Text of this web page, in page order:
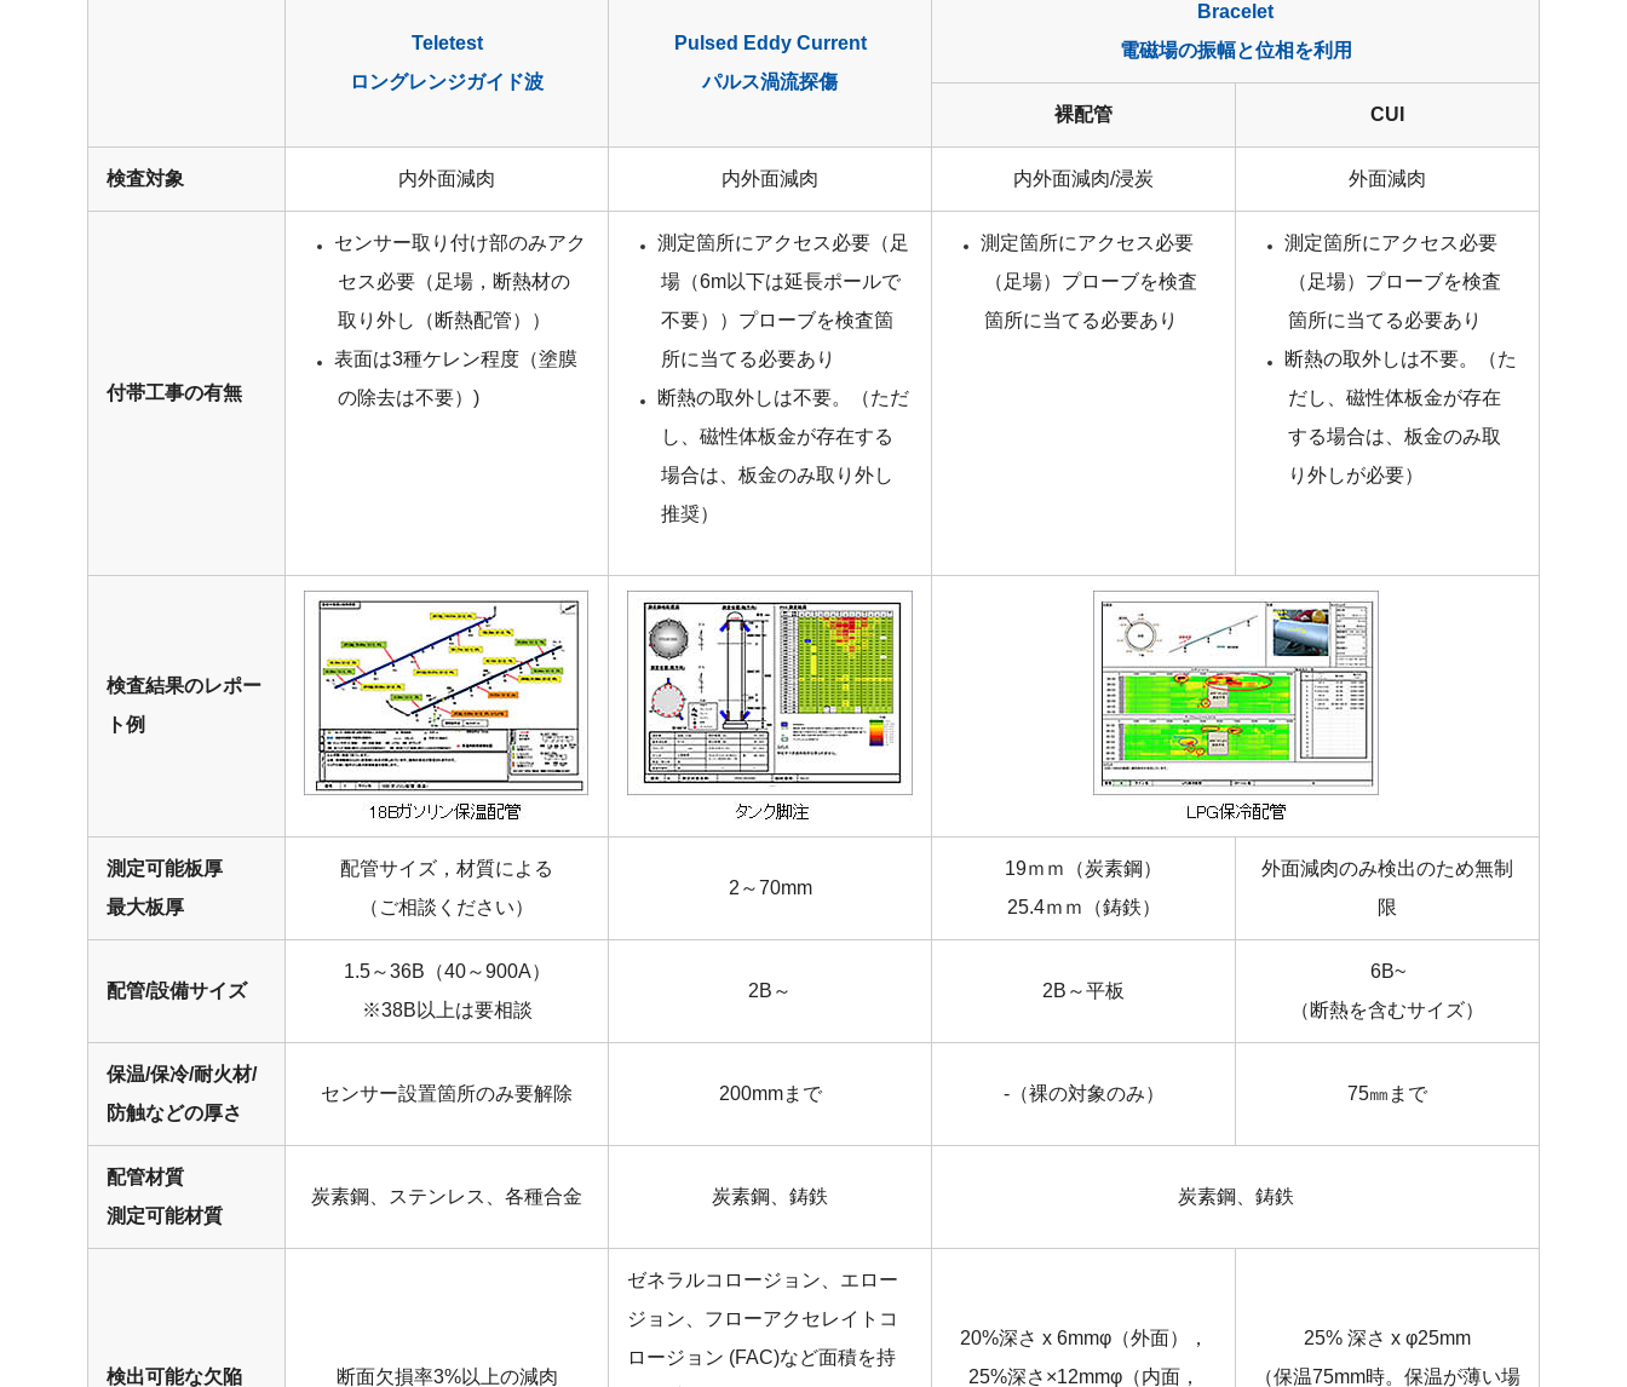
Teletest
ロングレンジガイド波
Pulsed Eddy Current
パルス渦流探傷
Bracelet
電磁場の振幅と位相を利用
裸配管 CUI
検査対象 内外面減肉 内外面減肉 内外面減肉/浸炭 外面減肉
付帯工事の有無
センサー取り付け部のみアク
セス必要（足場，断熱材の
取り外し（断熱配管））
表面は3種ケレン程度（塗膜
の除去は不要）)
測定箇所にアクセス必要（足
場（6m以下は延長ポールで
不要））プローブを検査箇
所に当てる必要あり
断熱の取外しは不要。（ただ
し、磁性体板金が存在する
場合は、板金のみ取り外し
推奨）
測定箇所にアクセス必要
（足場）プローブを検査
箇所に当てる必要あり
測定箇所にアクセス必要
（足場）プローブを検査
箇所に当てる必要あり
断熱の取外しは不要。（た
だし、磁性体板金が存在
する場合は、板金のみ取
り外しが必要）
検査結果のレポー
ト例
測定可能板厚
最大板厚
配管サイズ，材質による
（ご相談ください）
2～70mm
19ｍｍ（炭素鋼）
25.4ｍｍ（鋳鉄）
外面減肉のみ検出のため無制
限
配管/設備サイズ
1.5～36B（40～900A）
※38B以上は要相談
2B～ 2B～平板
6B~
（断熱を含むサイズ）
保温/保冷/耐火材/
防触などの厚さ
センサー設置箇所のみ要解除 200mmまで -（裸の対象のみ） 75㎜まで
配管材質
測定可能材質
炭素鋼、ステンレス、各種合金 炭素鋼、鋳鉄 炭素鋼、鋳鉄
検出可能な欠陥 断面欠損率3%以上の減肉
ゼネラルコロージョン、エロー
ジョン、フローアクセレイトコ
ロージョン (FAC)など面積を持
20%深さ x 6mmφ（外面），
25%深さ×12mmφ（内面，
25% 深さ x φ25mm
（保温75mm時。保温が薄い場